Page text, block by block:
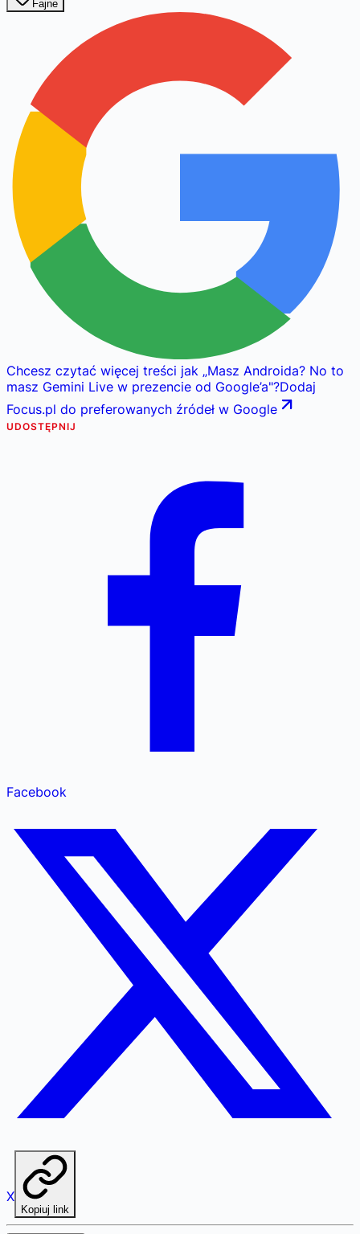
Fajne
Chcesz czytać więcej treści jak „Masz Androida? No to
masz Gemini Live w prezencie od Google’a"?Dodaj
Focus.pl do preferowanych źródeł w Google
UDOSTĘPNIJ
Facebook
X
Kopiuj link